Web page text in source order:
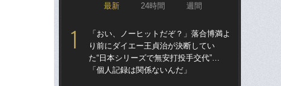
最新 24時間 週間
「おい、ノーヒットだぞ？」落合博満よ
り前にダイエー王貞治が決断してい
た“日本シリーズで無安打投手交代”…
「個人記録は関係ないんだ」